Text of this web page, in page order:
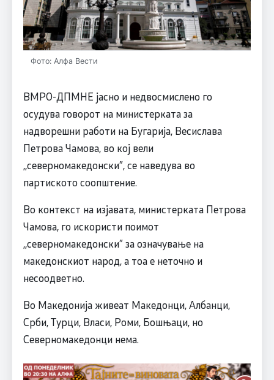
Фото: Алфа Вести
ВМРО-ДПМНЕ јасно и недвосмислено го
осудува говорот на министерката за
надворешни работи на Бугарија, Весислава
Петрова Чамова, во кој вели
,,северномакедонски”, се наведува во
партиското соопштение.
Во контекст на изјавата, министерката Петрова
Чамова, го искористи поимот
,,северномакедонски” за означување на
македонскиот народ, а тоа е неточно и
несоодветно.
Во Македонија живеат Македонци, Албанци,
Срби, Турци, Власи, Роми, Бошњаци, но
Северномакедонци нема.